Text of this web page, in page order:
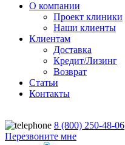
О компании
Проект клиники
Наши клиенты
Клиентам
Доставка
Кредит/Лизинг
Возврат
Статьи
Контакты
8 (800) 250-48-06
Перезвоните мне